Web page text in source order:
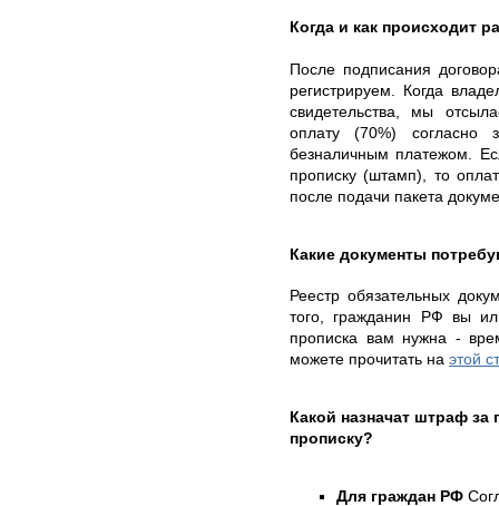
Когда и как происходит
После подписания
регистрируем. Когда
свидетельства, мы
оплату (70%) согласно
безналичным платежом.
прописку (штамп), то
после подачи пакета
Какие документы
Реестр обязательных
того, гражданин РФ вы
прописка вам нужна -
можете прочитать на этой
Какой назначат штраф
прописку?
Для граждан РФ